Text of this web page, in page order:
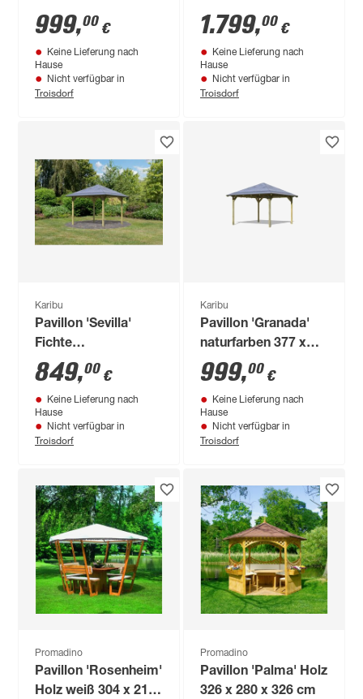
340 x 290 cm
999,00 €
Keine Lieferung nach
Hause
Nicht verfügbar in
Troisdorf
696 x 296 cm
1.799,00 €
Keine Lieferung nach
Hause
Nicht verfügbar in
Troisdorf
Karibu
Pavillon 'Sevilla'
Fichte
kesseldruckimprägniert
265 x 265 cm
849,00 €
Keine Lieferung nach
Hause
Nicht verfügbar in
Troisdorf
Karibu
Pavillon 'Granada'
naturfarben 377 x
377 x 303 cm
999,00 €
Keine Lieferung nach
Hause
Nicht verfügbar in
Troisdorf
Promadino
Pavillon 'Rosenheim'
Holz weiß 304 x 213
Promadino
Pavillon 'Palma' Holz
326 x 280 x 326 cm